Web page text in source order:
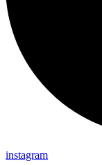
instagram